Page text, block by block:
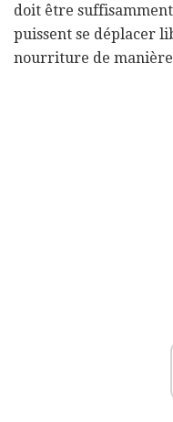
doit être
puissent se déplacer
nourriture de